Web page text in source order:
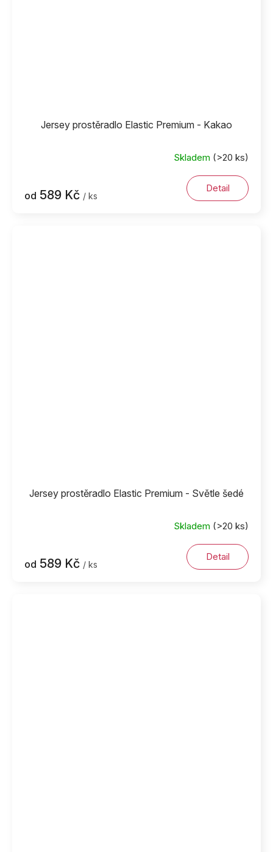
Jersey prostěradlo Elastic Premium - Kakao
Skladem (>20 ks)
od 589 Kč / ks
Detail
Jersey prostěradlo Elastic Premium - Světle šedé
Skladem (>20 ks)
od 589 Kč / ks
Detail